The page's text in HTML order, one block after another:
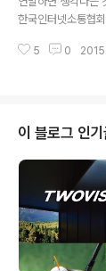
을 주고 있습니다.
드리려고 합니다. 골
한국인터넷소통협
에서 수상을 했다고
상' 속 골프존 쉽고
국내 골프 인구가
프를 즐길 수 있는
다. 미국, 일본과
에서 골프를 시작
를 전달하는 골프존! ..
5 0
이 블로그 인기